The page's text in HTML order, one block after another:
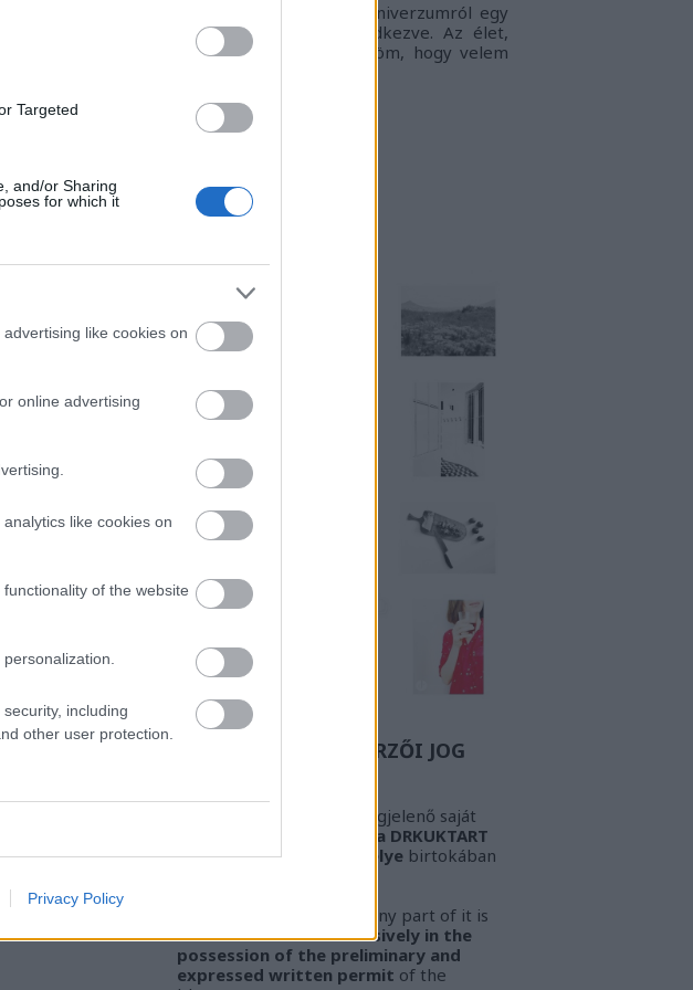
Targeted
and/or Sharing
for which it
like cookies on
online advertising
like cookies on
of the website
including
other user protection.
Privacy Policy
és nem
tartom.
írásbeli
without
nagyvilágban, a táguló univerzumról egy
pillanatra sem megfeledkezve. Az élet,
ahogy én látom.
Köszönöm, hogy velem
DRKUKTA
AZ A BIZONYOS SZERZŐI JOG
FIGYELEM! Az oldalon megjelenő saját
kizárólag a DRKUKTART
előzetes írásbeli engedélye birtokában
This work or any part of it is
allowed to be usedexclusively in the
possession of the preliminary and
expressed written permit of the